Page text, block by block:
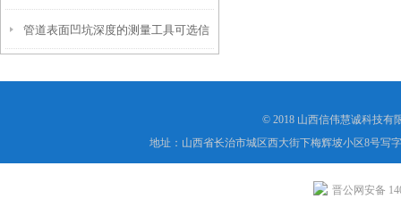
参数！
管道表面凹坑深度的测量工具可选信
© 2018 山西信伟慧诚科技有
地址：山西省长治市城区西大街下梅辉坡小区8号写
晋公网安备